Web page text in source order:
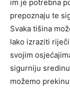
im je potrebna
prepoznaju te
Svaka tišina
lako izraziti
svojim
sigurniju
možemo